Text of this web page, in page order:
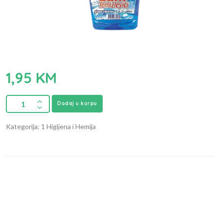
1,95 KM
Dodaj u korpu
Kategorija: 1 Higijena i Hemija